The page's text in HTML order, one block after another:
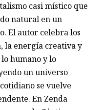
casi místico que
natural en un
El autor celebra los
la energía creativa y
humano y lo
un universo
se vuelve
En Zenda